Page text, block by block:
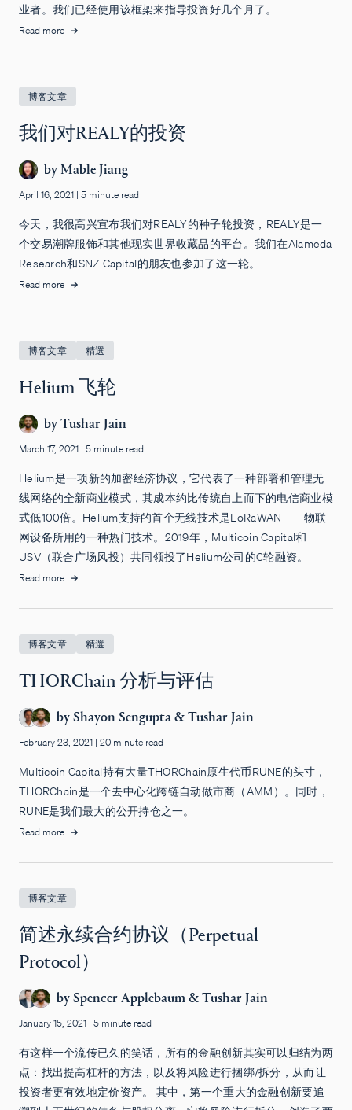
业者。我们已经使用该框架来指导投资好几个月了。
Read more
博客文章
我们对REALY的投资
byMable Jiang
April 16, 2021 | 5 minute read
今天，我很高兴宣布我们对REALY的种子轮投资，REALY是一
个交易潮牌服饰和其他现实世界收藏品的平台。我们在Alameda
Research和SNZ Capital的朋友也参加了这一轮。
Read more
博客文章 精選
Helium 飞轮
byTushar Jain
March 17, 2021 | 5 minute read
Helium是一项新的加密经济协议，它代表了一种部署和管理无
线网络的全新商业模式，其成本约比传统自上而下的电信商业模
式低100倍。Helium支持的首个无线技术是LoRaWAN——物联
网设备所用的一种热门技术。2019年，Multicoin Capital和
USV（联合广场风投）共同领投了Helium公司的C轮融资。
Read more
博客文章 精選
THORChain 分析与评估
byShayon Sengupta&Tushar Jain
February 23, 2021 | 20 minute read
Multicoin Capital持有大量THORChain原生代币RUNE的头寸，
THORChain是一个去中心化跨链自动做市商（AMM）。同时，
RUNE是我们最大的公开持仓之一。
Read more
博客文章
简述永续合约协议（Perpetual
Protocol）
bySpencer Applebaum&Tushar Jain
January 15, 2021 | 5 minute read
有这样一个流传已久的笑话，所有的金融创新其实可以归结为两
点：找出提高杠杆的方法，以及将风险进行捆绑/拆分，从而让
投资者更有效地定价资产。 其中，第一个重大的金融创新要追